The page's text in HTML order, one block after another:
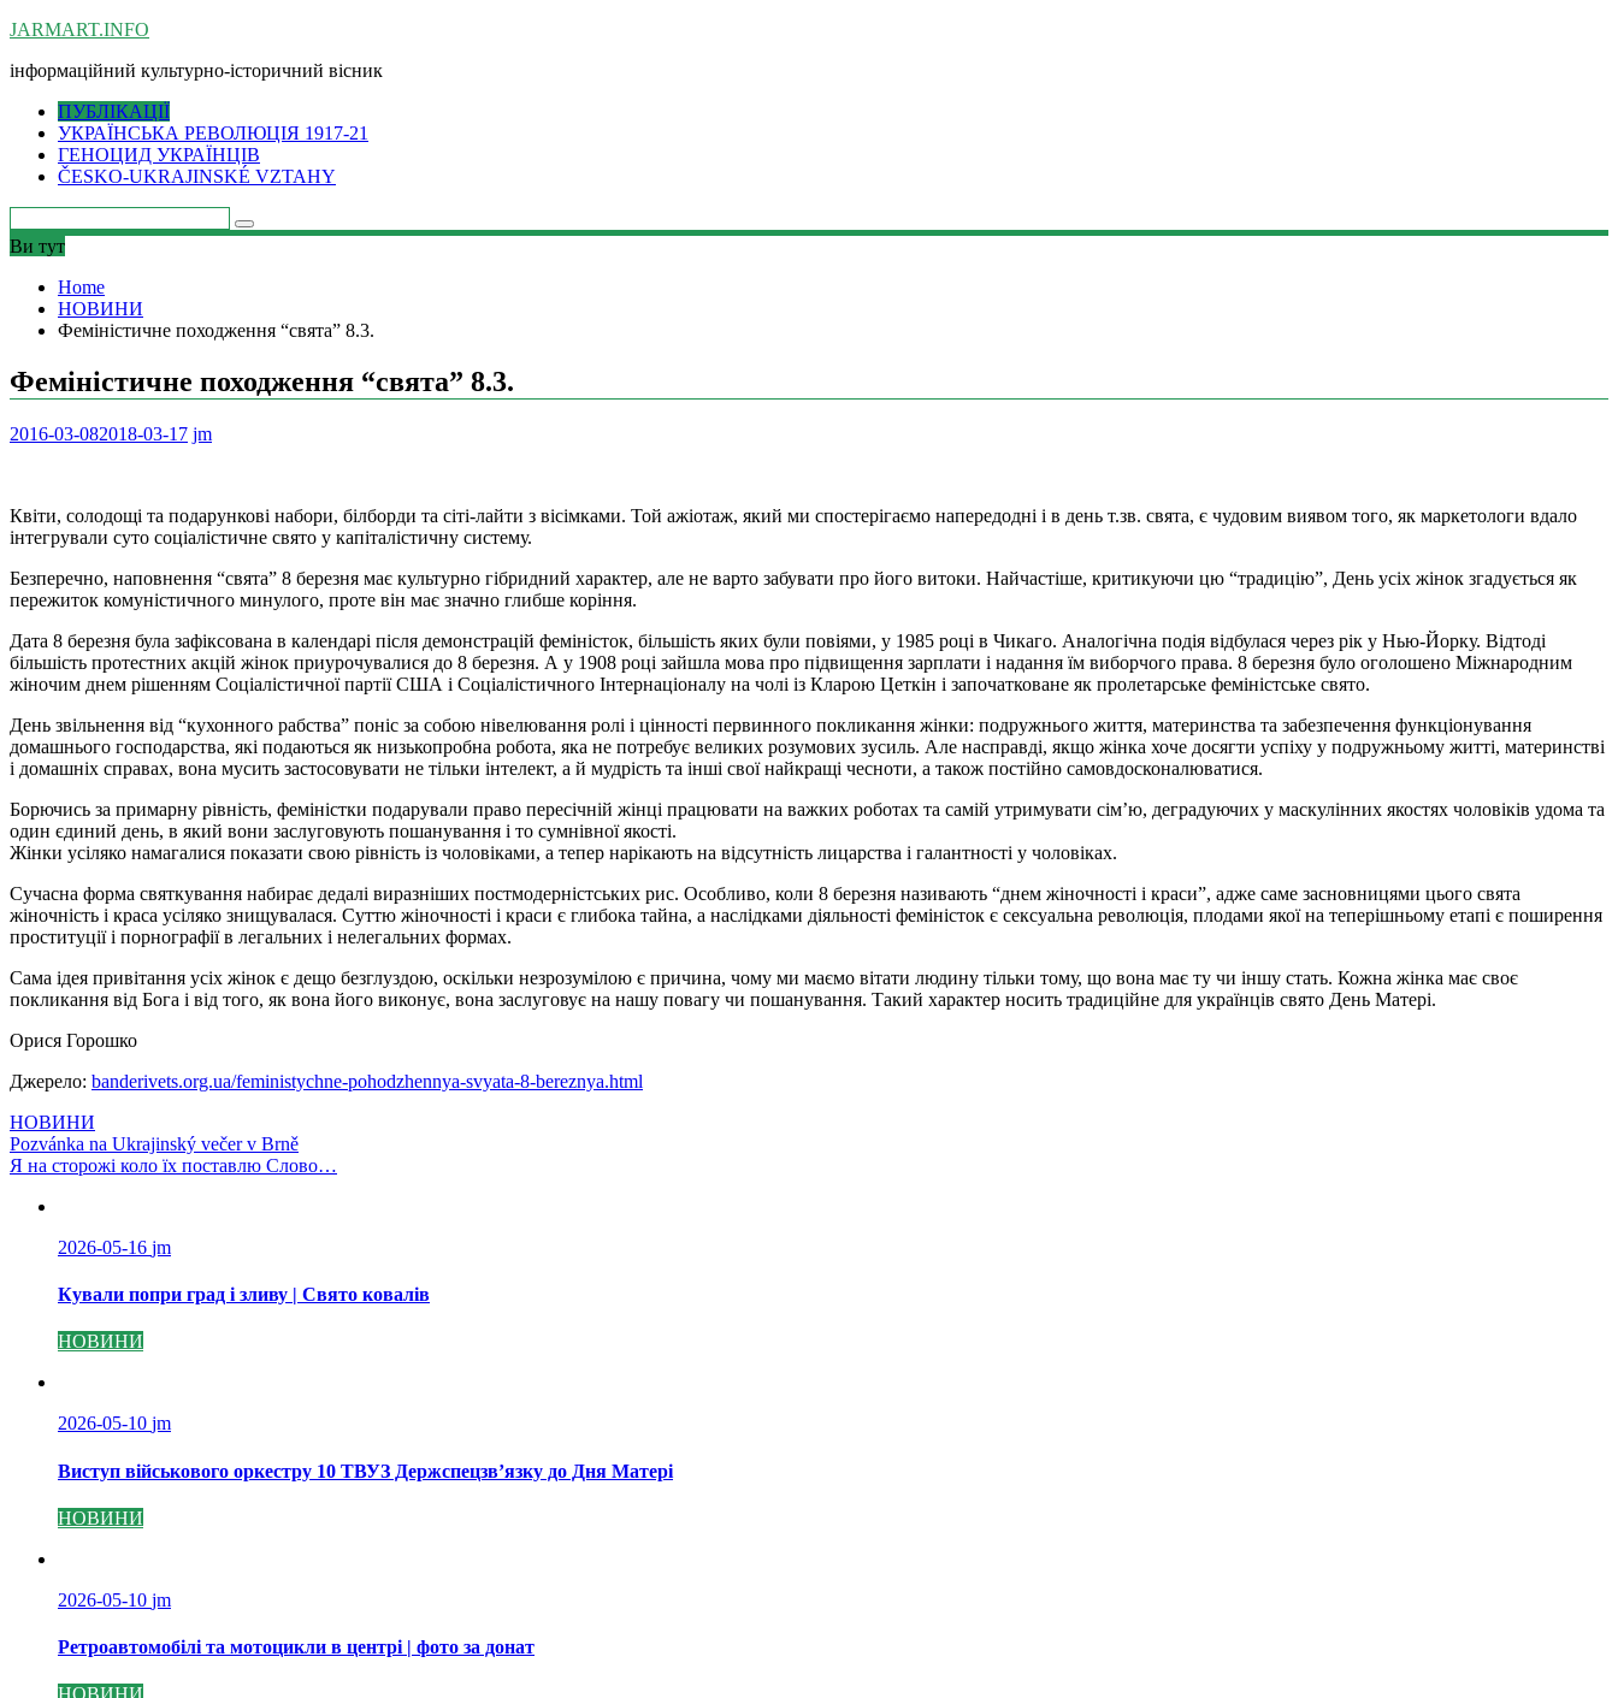
Skip
content
JARMART.INFO
інформаційний культурно-історичний вісник
ПУБЛІКАЦІЇ
УКРАЇНСЬКА РЕВОЛЮЦІЯ 1917-21
ГЕНОЦИД УКРАЇНЦІВ
ČESKO-UKRAJINSKÉ VZTAHY
Ви тут
Home
НОВИНИ
Феміністичне походження “свята” 8.3.
Феміністичне походження “свята” 8.3.
2016-03-082018-03-17 jm
Квіти, солодощі та подарункові набори, білборди та сіті-лайти з вісімками. Той ажіотаж, який ми спостерігаємо напередодні і в день т.зв. свята, є чудовим виявом того, як маркетологи вдало
інтегрували суто соціалістичне свято у капіталістичну систему.
Безперечно, наповнення “свята” 8 березня має культурно гібридний характер, але не варто забувати про його витоки. Найчастіше, критикуючи цю “традицію”, День усіх жінок згадується як
пережиток комуністичного минулого, проте він має значно глибше коріння.
Дата 8 березня була зафіксована в календарі після демонстрацій феміністок, більшість яких були повіями, у 1985 році в Чикаго. Аналогічна подія відбулася через рік у Нью-Йорку. Відтоді
більшість протестних акцій жінок приурочувалися до 8 березня. А у 1908 році зайшла мова про підвищення зарплати і надання їм виборчого права. 8 березня було оголошено Міжнародним
жіночим днем рішенням Соціалістичної партії США і Соціалістичного Інтернаціоналу на чолі із Кларою Цеткін і започатковане як пролетарське феміністське свято.
День звільнення від “кухонного рабства” поніс за собою нівелювання ролі і цінності первинного покликання жінки: подружнього життя, материнства та забезпечення функціонування
домашнього господарства, які подаються як низькопробна робота, яка не потребує великих розумових зусиль. Але насправді, якщо жінка хоче досягти успіху у подружньому житті, материнстві
і домашніх справах, вона мусить застосовувати не тільки інтелект, а й мудрість та інші свої найкращі чесноти, а також постійно самовдосконалюватися.
Борючись за примарну рівність, феміністки подарували право пересічній жінці працювати на важких роботах та самій утримувати сім’ю, деградуючих у маскулінних якостях чоловіків удома та
один єдиний день, в який вони заслуговують пошанування і то сумнівної якості.
Жінки усіляко намагалися показати свою рівність із чоловіками, а тепер нарікають на відсутність лицарства і галантності у чоловіках.
Сучасна форма святкування набирає дедалі виразніших постмодерністських рис. Особливо, коли 8 березня називають “днем жіночності і краси”, адже саме засновницями цього свята
жіночність і краса усіляко знищувалася. Суттю жіночності і краси є глибока тайна, а наслідками діяльності феміністок є сексуальна революція, плодами якої на теперішньому етапі є поширення
проституції і порнографії в легальних і нелегальних формах.
Сама ідея привітання усіх жінок є дещо безглуздою, оскільки незрозумілою є причина, чому ми маємо вітати людину тільки тому, що вона має ту чи іншу стать. Кожна жінка має своє
покликання від Бога і від того, як вона його виконує, вона заслуговує на нашу повагу чи пошанування. Такий характер носить традиційне для українців свято День Матері.
Орися Горошко
Джерело: banderivets.org.ua/feministychne-pohodzhennya-svyata-8-bereznya.html
НОВИНИ
Навігація
записів
Pozvánka na Ukrajinský večer v Brně
Я на сторожі коло їх поставлю Слово…
2026-05-16 jm
Кували попри град і зливу | Свято ковалів
НОВИНИ
2026-05-10 jm
Виступ військового оркестру 10 ТВУЗ Держспецзв’язку до Дня Матері
НОВИНИ
2026-05-10 jm
Ретроавтомобілі та мотоцикли в центрі | фото за донат